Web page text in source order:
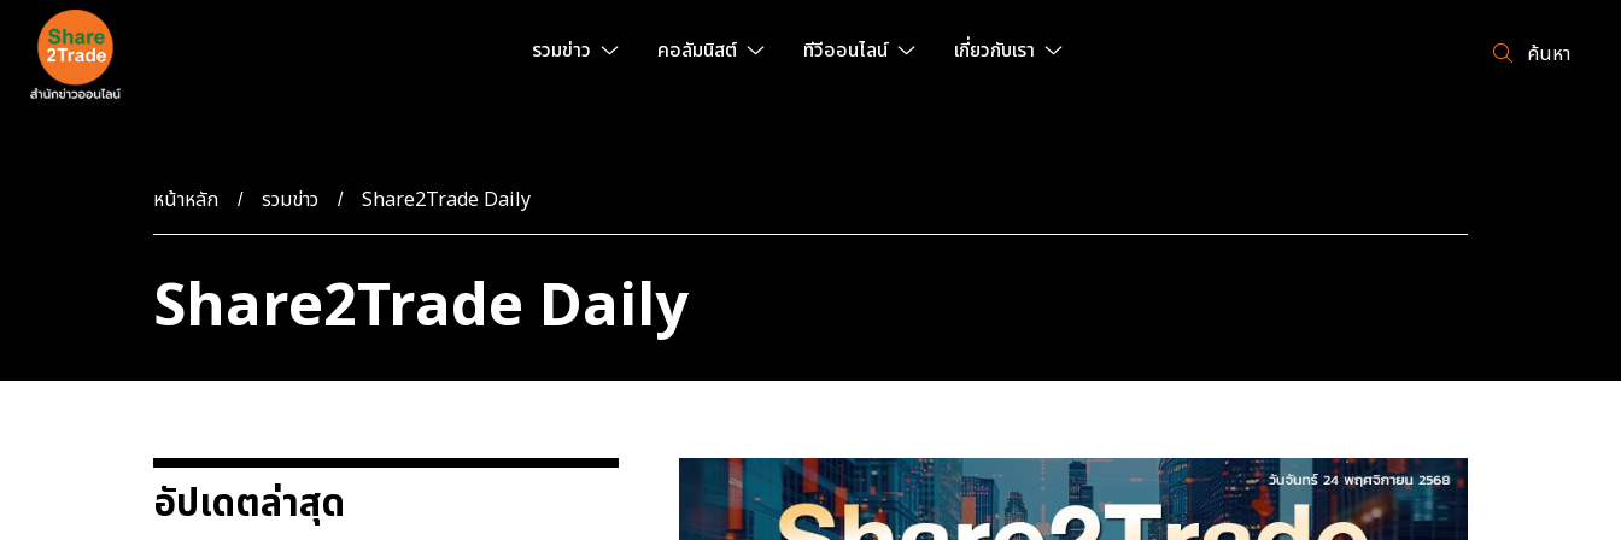
รวมข่าว คอลัมนิสต์ ทีวีออนไลน์ เกี่ยวกับเรา ค้นหา
หน้าหลัก รวมข่าว Share2Trade Daily
Share2Trade Daily
อัปเดตล่าสุด